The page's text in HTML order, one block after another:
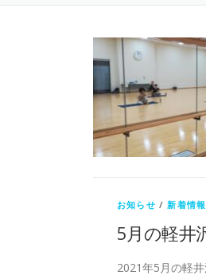
お知らせ /新着情報
5月の軽井
2021年5月の軽